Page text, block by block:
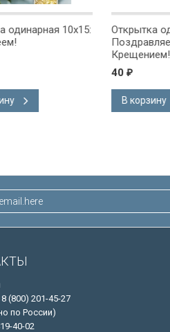
Открытка одинарная 10x15:
(800) 201-45-27
по России)
40-02